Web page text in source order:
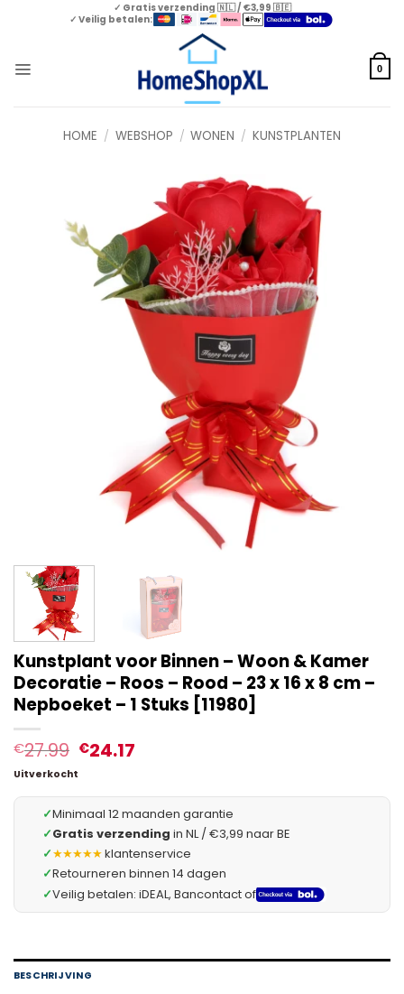
✓ Gratis verzending 🇳🇱 / €3,99 🇧🇪
✓ Veilig betalen:
0
HOME / WEBSHOP / WONEN / KUNSTPLANTEN
Kunstplant voor Binnen – Woon & Kamer
Decoratie – Roos – Rood – 23 x 16 x 8 cm –
Nepboeket – 1 Stuks [11980]
€27.99 €24.17
Uitverkocht
✓Minimaal 12 maanden garantie
✓Gratis verzending in NL / €3,99 naar BE
✓★★★★★klantenservice
✓Retourneren binnen 14 dagen
✓Veilig betalen: iDEAL, Bancontact of
BESCHRIJVING